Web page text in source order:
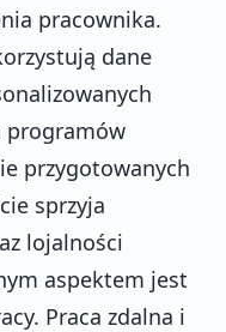
pracownika.
dane
programów
przygotowanych
sprzyja
lojalności
aspektem jest
Praca zdalna i